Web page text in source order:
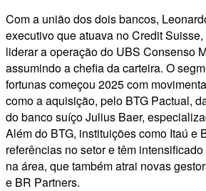
Com a união dos dois bancos,
executivo que atuava no Credit
liderar a operação do UBS Consenso
assumindo a chefia da carteira. O
fortunas começou 2025 com
como a aquisição, pelo BTG Pactual,
do banco suíço Julius Baer,
Além do BTG, instituições como Itaú e
referências no setor e têm
na área, que também atrai novas
e BR Partners.